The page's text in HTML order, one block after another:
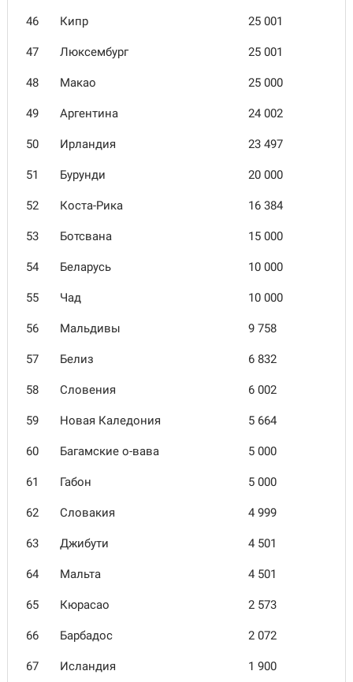
46 Кипр 25 001
47 Люксембург 25 001
48 Макао 25 000
49 Аргентина 24 002
50 Ирландия 23 497
51 Бурунди 20 000
52 Коста-Рика 16 384
53 Ботсвана 15 000
54 Беларусь 10 000
55 Чад 10 000
56 Мальдивы 9 758
57 Белиз 6 832
58 Словения 6 002
59 Новая Каледония 5 664
60 Багамские о-вава 5 000
61 Габон 5 000
62 Словакия 4 999
63 Джибути 4 501
64 Мальта 4 501
65 Кюрасао 2 573
66 Барбадос 2 072
67 Исландия 1 900